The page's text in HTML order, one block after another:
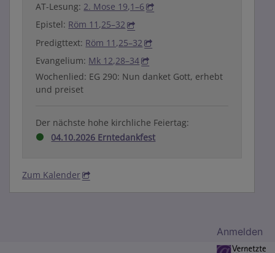
AT-Lesung: 2. Mose 19,1–6
Epistel: Röm 11,25–32
Predigttext: Röm 11,25–32
Evangelium: Mk 12,28–34
Wochenlied: EG 290: Nun danket Gott, erhebt
und preiset
Der nächste hohe kirchliche Feiertag:
04.10.2026 Erntedankfest
Zum Kalender
Anmelden